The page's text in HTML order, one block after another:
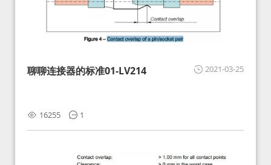
2021-03-25
聊聊连接器的标准01-LV214
16255 1